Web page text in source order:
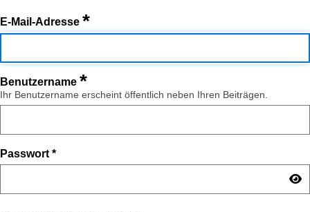
E-Mail-Adresse *
Benutzername *
Ihr Benutzername erscheint öffentlich neben Ihren Beiträgen.
Passwort *